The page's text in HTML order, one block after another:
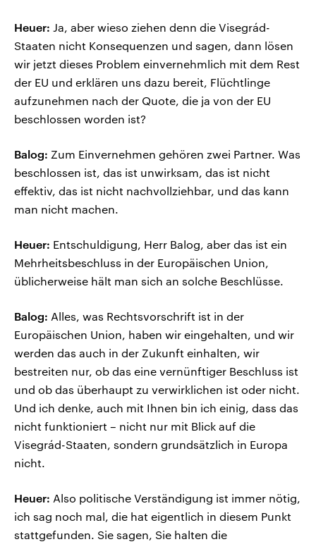
Heuer: Ja, aber wieso ziehen denn die Visegrád-
Staaten nicht Konsequenzen und sagen, dann lösen
wir jetzt dieses Problem einvernehmlich mit dem Rest
der EU und erklären uns dazu bereit, Flüchtlinge
aufzunehmen nach der Quote, die ja von der EU
beschlossen worden ist?
Balog: Zum Einvernehmen gehören zwei Partner. Was
beschlossen ist, das ist unwirksam, das ist nicht
effektiv, das ist nicht nachvollziehbar, und das kann
man nicht machen.
Heuer: Entschuldigung, Herr Balog, aber das ist ein
Mehrheitsbeschluss in der Europäischen Union,
üblicherweise hält man sich an solche Beschlüsse.
Balog: Alles, was Rechtsvorschrift ist in der
Europäischen Union, haben wir eingehalten, und wir
werden das auch in der Zukunft einhalten, wir
bestreiten nur, ob das eine vernünftiger Beschluss ist
und ob das überhaupt zu verwirklichen ist oder nicht.
Und ich denke, auch mit Ihnen bin ich einig, dass das
nicht funktioniert – nicht nur mit Blick auf die
Visegrád-Staaten, sondern grundsätzlich in Europa
nicht.
Heuer: Also politische Verständigung ist immer nötig,
ich sag noch mal, die hat eigentlich in diesem Punkt
stattgefunden. Sie sagen, Sie halten die